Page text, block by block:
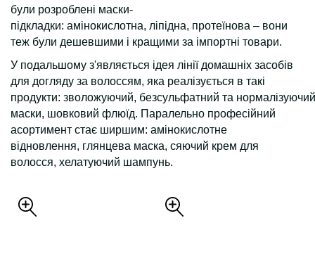
були розроблені маски-
підкладки: амінокислотна, ліпідна, протеїнова – вони
теж були дешевшими і кращими за імпортні товари.
У подальшому з'являється ідея лінії домашніх засобів
для догляду за волоссям, яка реалізується в такі
продукти: зволожуючий, безсульфатний та
маски, шовковий флюїд. Паралельно професійний
асортимент стає ширшим: амінокислотне
відновлення, глянцева маска, сяючий крем для
волосся, хелатуючий шампунь.